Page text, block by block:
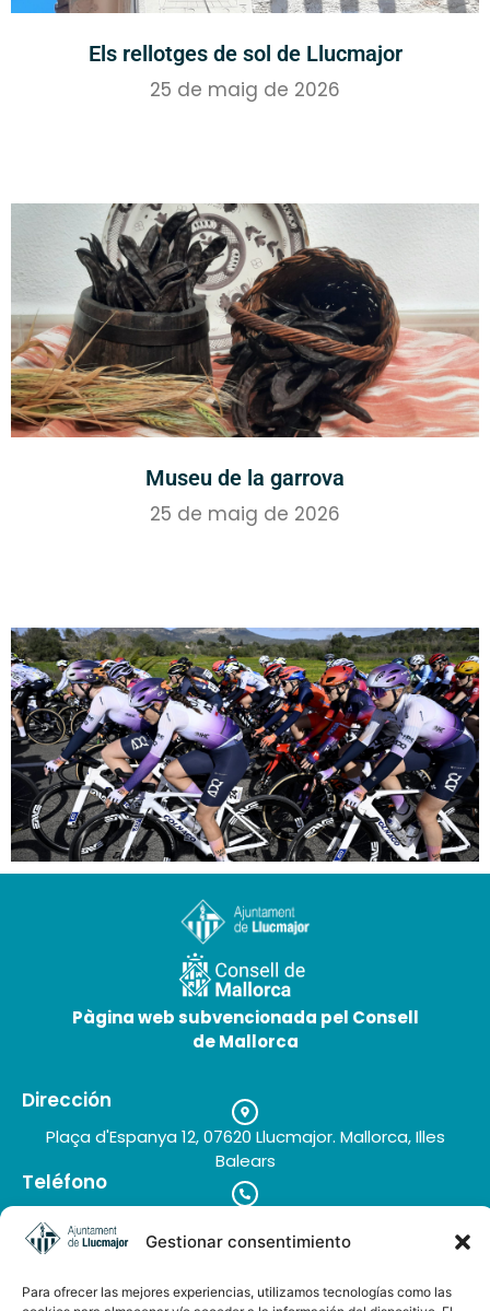
Gestionar consentimiento
Para ofrecer las mejores experiencias, utilizamos tecnologías como las
Els rellotges de sol de Llucmajor
25 de maig de 2026
Museu de la garrova
25 de maig de 2026
Esdeveniments esportius a Llucmajor
19 de maig de 2026
Pàgina web subvencionada pel Consell
de Mallorca
Dirección
Plaça d'Espanya 12, 07620 Llucmajor. Mallorca, Illes
Balears
Teléfono
Correo electrónico